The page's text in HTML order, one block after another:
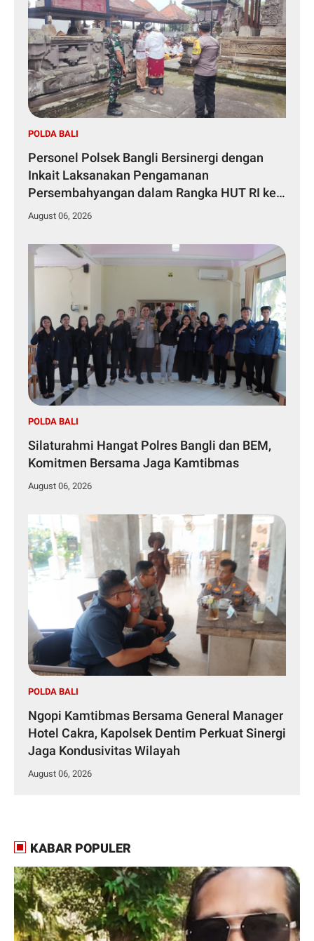
POLDA BALI
Personel Polsek Bangli Bersinergi dengan
Inkait Laksanakan Pengamanan
Persembahyangan dalam Rangka HUT RI ke-
81 Tahun 2026
August 06, 2026
POLDA BALI
Silaturahmi Hangat Polres Bangli dan BEM,
Komitmen Bersama Jaga Kamtibmas
August 06, 2026
POLDA BALI
Ngopi Kamtibmas Bersama General Manager
Hotel Cakra, Kapolsek Dentim Perkuat Sinergi
Jaga Kondusivitas Wilayah
August 06, 2026
KABAR POPULER